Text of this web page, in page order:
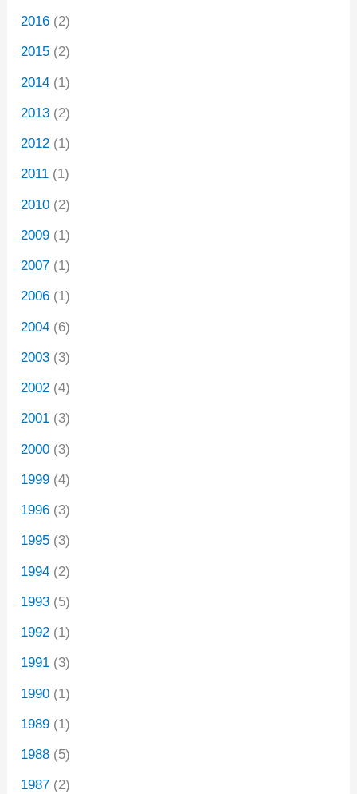
2016 (2)
2015 (2)
2014 (1)
2013 (2)
2012 (1)
2011 (1)
2010 (2)
2009 (1)
2007 (1)
2006 (1)
2004 (6)
2003 (3)
2002 (4)
2001 (3)
2000 (3)
1999 (4)
1996 (3)
1995 (3)
1994 (2)
1993 (5)
1992 (1)
1991 (3)
1990 (1)
1989 (1)
1988 (5)
1987 (2)